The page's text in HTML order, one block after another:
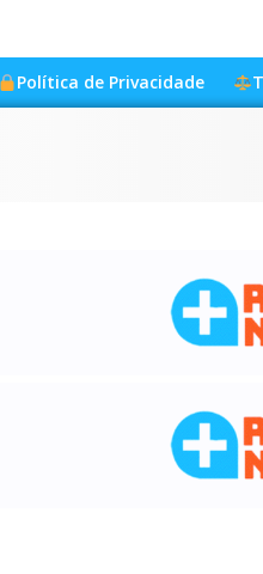
Política de Privacidade